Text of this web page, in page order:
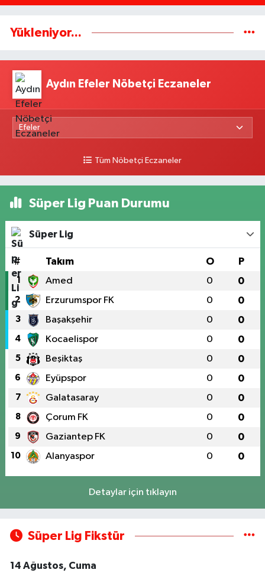
Yükleniyor...
Aydın Efeler Nöbetçi Eczaneler
Tüm Nöbetçi Eczaneler
Süper Lig Puan Durumu
Süper Lig
# Takım O P
1 Amed 0 0
2 Erzurumspor FK 0 0
3 Başakşehir 0 0
4 Kocaelispor 0 0
5 Beşiktaş 0 0
6 Eyüpspor 0 0
7 Galatasaray 0 0
8 Çorum FK 0 0
9 Gaziantep FK 0 0
10 Alanyaspor 0 0
Detaylar için tıklayın
Süper Lig Fikstür
14 Ağustos, Cuma